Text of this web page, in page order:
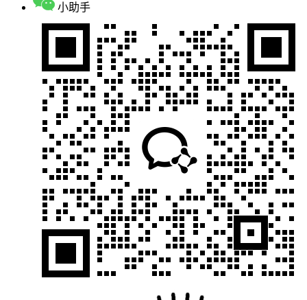
小助手